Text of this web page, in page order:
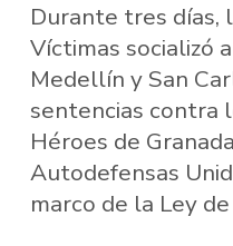
Durante tres días,
Víctimas socializó
Medellín y San
sentencias contra
Héroes de
Autodefensas
marco de la Ley de